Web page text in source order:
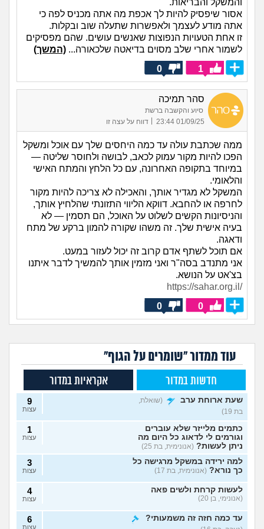
אסור שיפסיק להיות לך אכפת מה אתה מכניס לפה כי
אתה מודע לעצמך ולאפשרות שתעלה שוב ובקלות.
זו אחת הטעויות הנפוצות שאנשים עושים. שהם מפסיקים
לשמור אחרי שלב מסוים בדיאטה שלכאורה... (המשך)
1
0
סהר תמיכה
סיוע והקשבה ברשת
01/09/25 23:44
| דווח על עצה זו
ממה שכתבת עולה עד כמה היחסים שלך עם אוכל ומשקל
הפכו להיות מקור עמוק לכאב, לבושה ולחוסר שליטה —
במיוחד בתקופה האחרונה, עם כל הלחץ והמתח האישי
והלאומי.
המשקל לא מגדיר אותך, והאכילה לא צריכה להיות מקור
לחרפה או להחבא. דווקא הליווי התזונתי שהלחיץ אותך,
והניסיונות הקשים לשלוט על האוכל, הם תסמין — לא
בעיה אישית שלך. זה משהו שקורה להמון ברקע של מתח
ודאגה.
אם תוכל לשתף אדם קרוב זה יכול לעזור במעט.
אני מתנדב בסה"ר ואני מזמין אותך להמשיך לדבר איתנו
בצ'אט על הנושא.
https://sahar.org.il/
0
0
עוד ממדור "שומרים על הגוף"
חדשות במדור אקראיות במדור
שעת ארוחת ערב
(שואלת,
בת 19)
9
עצות
כתמים מלייזר שלא עוברים
וגורמים לי לדאוג כל היום מה
ניתן לעשות? (אנונימית, בת 25)
1
עצות
למה ירידה במשקל מרגישה כל
כך נורא? (אנונימית, בת 17)
3
עצות
לעשות קרחת ולשים פאה
(אנונימי, בן 20)
4
עצות
עד כמה חזה זה משמעותי? 6
עצות